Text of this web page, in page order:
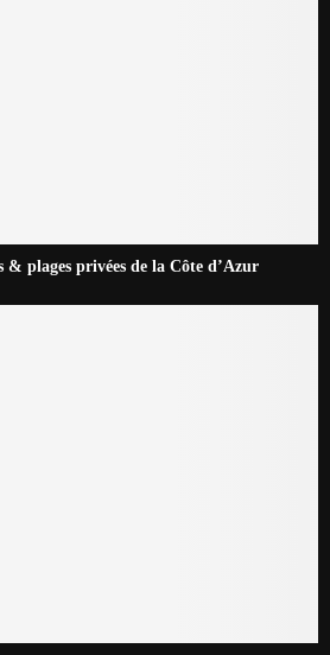
& plages privées de la Côte d’Azur